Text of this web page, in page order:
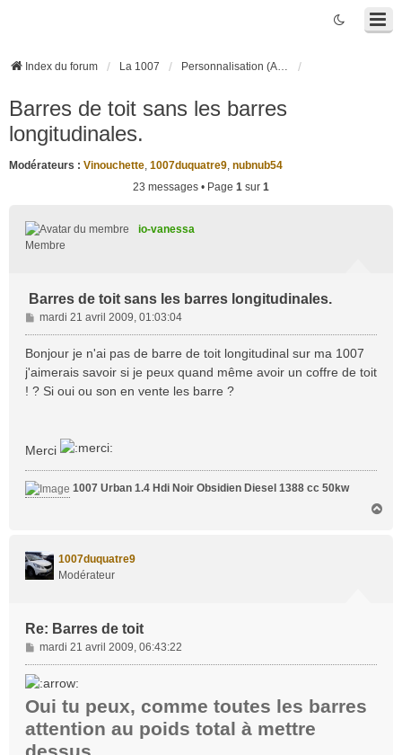
Index du forum La 1007 Personnalisation (Accessoires, Tuning, ...)
Barres de toit sans les barres
longitudinales.
Modérateurs : Vinouchette, 1007duquatre9, nubnub54
23 messages • Page 1 sur 1
io-vanessa
Membre
Barres de toit sans les barres longitudinales.
M
e
s
s
g
mardi 21 avril 2009, 01:03:04
Bonjour je n'ai pas de barre de toit longitudinal sur ma 1007
j'aimerais savoir si je peux quand même avoir un coffre de toit
! ? Si oui ou son en vente les barre ?
Merci
1007 Urban 1.4 Hdi Noir Obsidien Diesel 1388 cc 50kw
1007duquatre9
Modérateur
Re: Barres de toit
M
e
s
a
g
e
mardi 21 avril 2009, 06:43:22
Oui tu peux, comme toutes les barres
attention au poids total à mettre
dessus